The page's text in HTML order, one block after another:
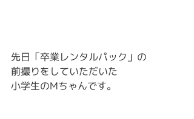
先日「卒業レンタルパック」の
前撮りをしていただいた
小学生のMちゃんです。